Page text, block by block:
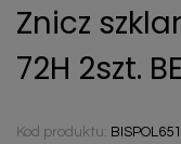
Znicz
72H 2szt.
Kod produktu: